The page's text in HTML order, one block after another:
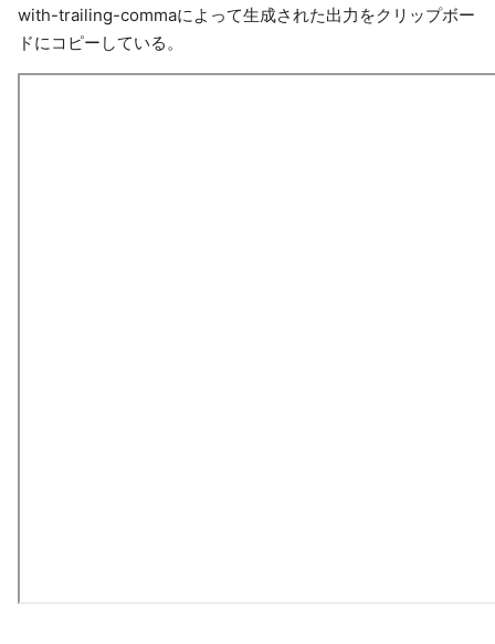
with-trailing-commaによって生成された出力をクリップボー
ドにコピーしている。